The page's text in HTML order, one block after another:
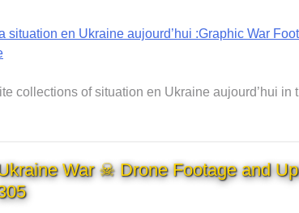
situation en Ukraine aujourd’hui :Graphic War
collections of situation en Ukraine aujourd’hui in
War ☠ Drone Footage and